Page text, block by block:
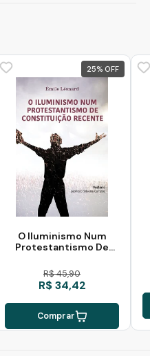
25%
O Iluminismo Num
Protestantismo De
R$ 45,90
R$ 34,42
Comprar